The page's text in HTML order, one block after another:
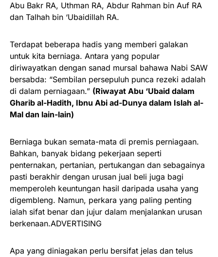
Abu Bakr RA, Uthman RA, Abdur Rahman bin Auf RA
dan Talhah bin ‘Ubaidillah RA.
Terdapat beberapa hadis yang memberi galakan
untuk kita berniaga. Antara yang popular
diriwayatkan dengan sanad mursal bahawa Nabi SAW
bersabda: “Sembilan persepuluh punca rezeki adalah
di dalam perniagaan.” (Riwayat Abu ‘Ubaid dalam
Gharib al-Hadith, Ibnu Abi ad-Dunya dalam Islah al-
Mal dan lain-lain)
Berniaga bukan semata-mata di premis perniagaan.
Bahkan, banyak bidang pekerjaan seperti
penternakan, pertanian, pertukangan dan sebagainya
pasti berakhir dengan urusan jual beli juga bagi
memperoleh keuntungan hasil daripada usaha yang
digembleng. Namun, perkara yang paling penting
ialah sifat benar dan jujur dalam menjalankan urusan
berkenaan.ADVERTISING
Apa yang diniagakan perlu bersifat jelas dan telus